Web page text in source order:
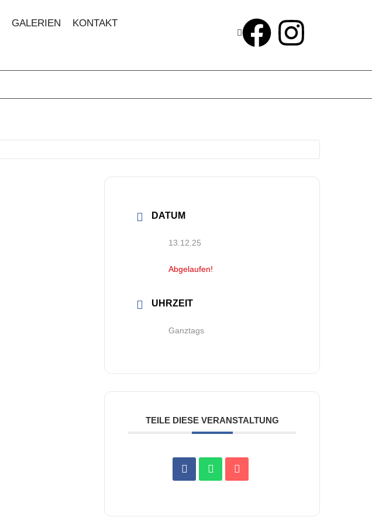
GALERIEN KONTAKT
DATUM
13.12.25
Abgelaufen!
UHRZEIT
Ganztags
TEILE DIESE VERANSTALTUNG